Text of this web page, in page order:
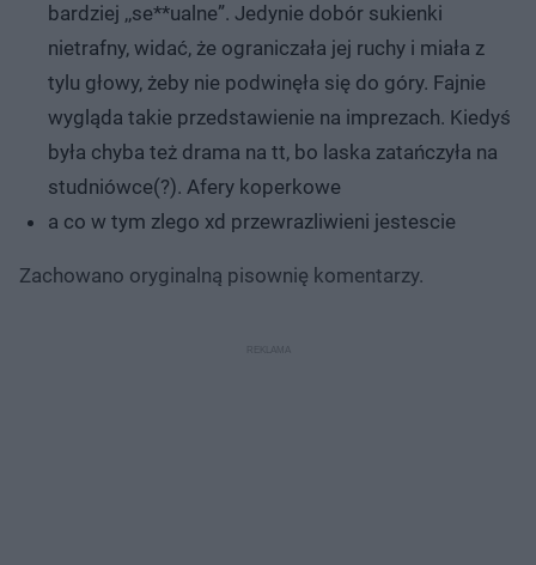
bardziej ,,se**ualne”. Jedynie dobór sukienki
nietrafny, widać, że ograniczała jej ruchy i miała z
tylu głowy, żeby nie podwinęła się do góry. Fajnie
wygląda takie przedstawienie na imprezach. Kiedyś
była chyba też drama na tt, bo laska zatańczyła na
studniówce(?). Afery koperkowe
a co w tym zlego xd przewrazliwieni jestescie
Zachowano oryginalną pisownię komentarzy.